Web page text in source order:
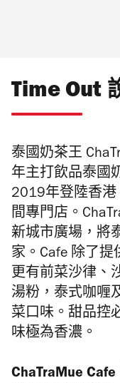
Time Out
泰國奶茶王
年主打飲品泰國
2019年登陸香港
間專門店。
新城市廣場，將
家。Cafe 除了提
更有前菜沙律、
湯粉，泰式咖喱
菜口味。甜品控
味極為香濃。
ChaTraMue Cafe